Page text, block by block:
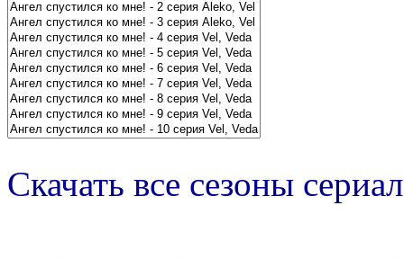
Скачать все сезоны